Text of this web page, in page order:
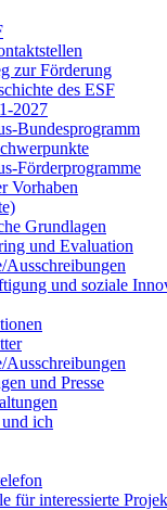
zur För­de­rung
des ESF
2027
Bun­des­pro­gramm
För­der­pro­gram­me
Vor­ha­ben
Grund­la­gen
und Eva­lua­ti­on
und so­zia­le
und Pres­se
ich
für in­ter­es­sier­te